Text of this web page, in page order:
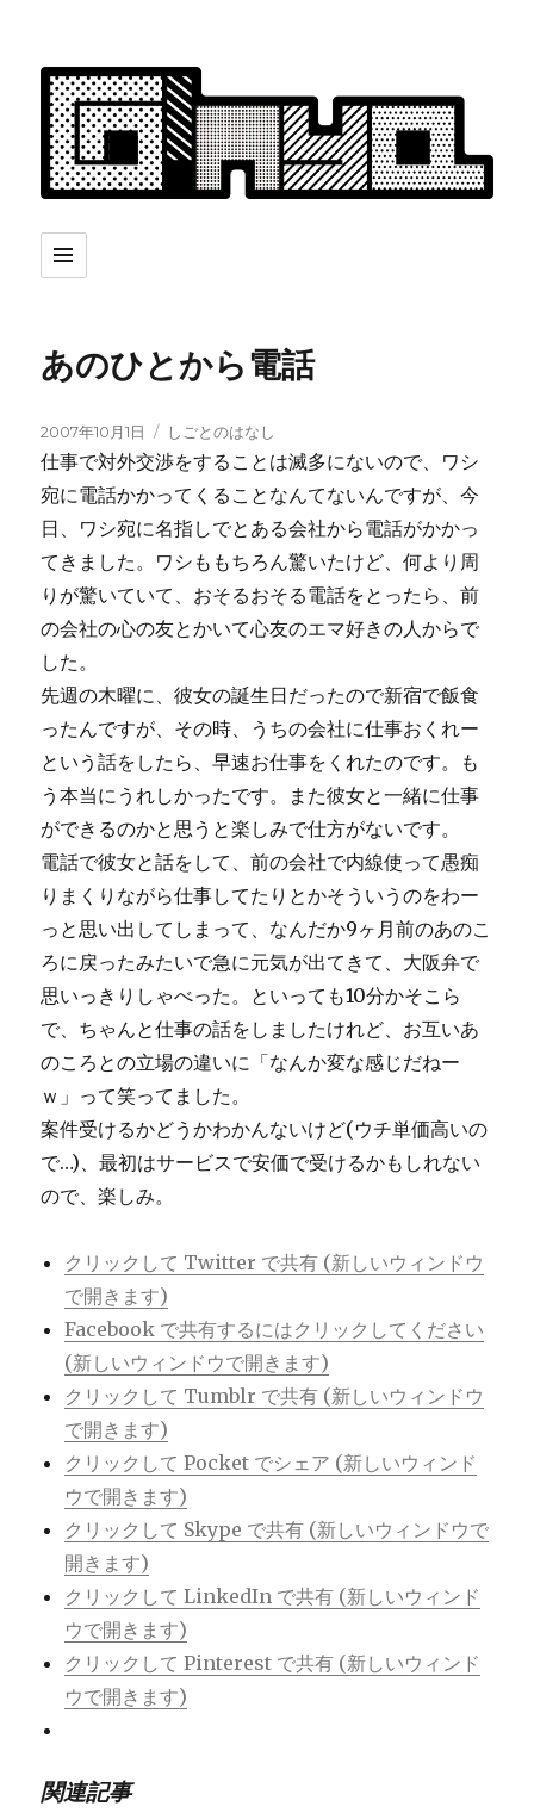
あのひとから電話
投
稿
2007年10月1日
カ
テ
リ
ー
しごとのはなし
仕事で対外交渉をすることは滅多にないので、ワシ
宛に電話かかってくることなんてないんですが、今
日、ワシ宛に名指しでとある会社から電話がかかっ
てきました。ワシももちろん驚いたけど、何より周
りが驚いていて、おそるおそる電話をとったら、前
の会社の心の友とかいて心友のエマ好きの人からで
した。
先週の木曜に、彼女の誕生日だったので新宿で飯食
ったんですが、その時、うちの会社に仕事おくれー
という話をしたら、早速お仕事をくれたのです。も
う本当にうれしかったです。また彼女と一緒に仕事
ができるのかと思うと楽しみで仕方がないです。
電話で彼女と話をして、前の会社で内線使って愚痴
りまくりながら仕事してたりとかそういうのをわー
っと思い出してしまって、なんだか9ヶ月前のあのこ
ろに戻ったみたいで急に元気が出てきて、大阪弁で
思いっきりしゃべった。といっても10分かそこら
で、ちゃんと仕事の話をしましたけれど、お互いあ
のころとの立場の違いに「なんか変な感じだねー
ｗ」って笑ってました。
案件受けるかどうかわかんないけど(ウチ単価高いの
で…)、最初はサービスで安価で受けるかもしれない
ので、楽しみ。
クリックして Twitter で共有 (新しいウィンドウ
で開きます)
Facebook で共有するにはクリックしてください
(新しいウィンドウで開きます)
クリックして Tumblr で共有 (新しいウィンドウ
で開きます)
クリックして Pocket でシェア (新しいウィンド
ウで開きます)
クリックして Skype で共有 (新しいウィンドウで
開きます)
クリックして LinkedIn で共有 (新しいウィンド
ウで開きます)
クリックして Pinterest で共有 (新しいウィンド
ウで開きます)
関連記事